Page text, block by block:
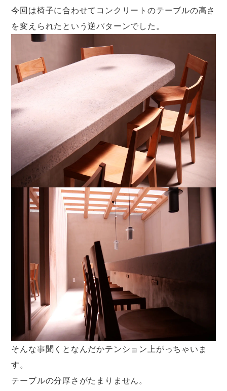
今回は椅子に合わせてコンクリートのテーブルの高さ
を変えられたという逆パターンでした。
そんな事聞くとなんだかテンション上がっちゃいま
す。
テーブルの分厚さがたまりません。